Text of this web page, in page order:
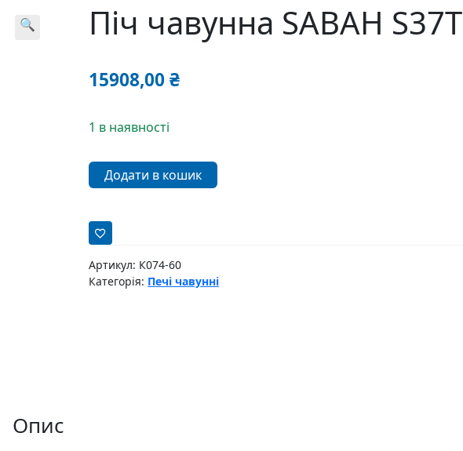
🔍 Піч чавунна SABAH S37T
15908,00₴
1 в наявності
Піч
чавунна
S37T
кількість
Додати в кошик
Артикул: К074-60
Категорія: Печі чавунні
Опис